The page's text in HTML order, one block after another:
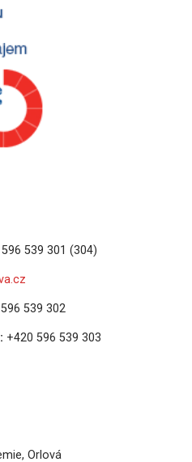
539 301 (304)
539 302
+420 596 539 303
Orlová